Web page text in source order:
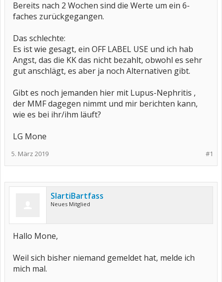
Bereits nach 2 Wochen sind die Werte um ein 6-
faches zurückgegangen.
Das schlechte:
Es ist wie gesagt, ein OFF LABEL USE und ich hab
Angst, das die KK das nicht bezahlt, obwohl es sehr
gut anschlägt, es aber ja noch Alternativen gibt.
Gibt es noch jemanden hier mit Lupus-Nephritis ,
der MMF dagegen nimmt und mir berichten kann,
wie es bei ihr/ihm läuft?
LG Mone
#1
5. März 2019
SlartiBartfass
Neues Mitglied
Hallo Mone,
Weil sich bisher niemand gemeldet hat, melde ich
mich mal.